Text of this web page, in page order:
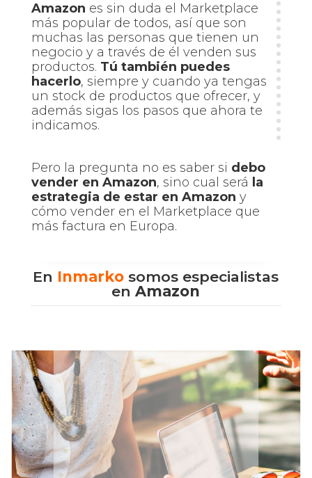
Amazon es sin duda el Marketplace
más popular de todos, así que son
muchas las personas que tienen un
negocio y a través de él venden sus
productos. Tú también puedes
hacerlo, siempre y cuando ya tengas
un stock de productos que ofrecer, y
además sigas los pasos que ahora te
indicamos.
Pero la pregunta no es saber si debo
vender en Amazon, sino cual será la
estrategia de estar en Amazon y
cómo vender en el Marketplace que
más factura en Europa.
En Inmarko somos especialistas
enAmazon